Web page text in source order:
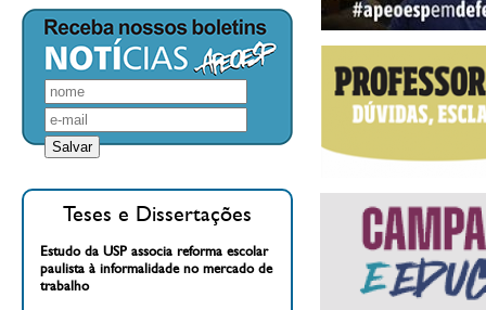
Teses e Dissertações
Estudo da USP associa reforma escolar
paulista à informalidade no mercado de
trabalho